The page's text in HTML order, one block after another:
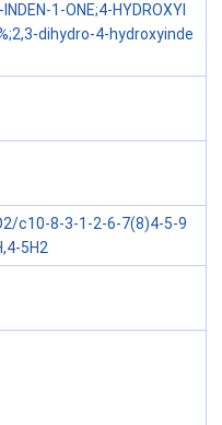
1-ONE;4-HYDROXYI
dihydro-4-hydroxyinde
c10-8-3-1-2-6-7(8)4-5-9
5H2